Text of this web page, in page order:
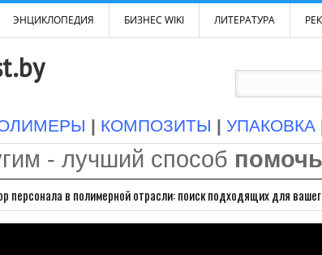
ЭНЦИКЛОПЕДИЯ БИЗНЕС WIKI ЛИТЕРАТУРА
| КОМПОЗИТЫ | УПАКОВКА
- лучший способ
персонала в полимерной отрасли: поиск подходящих для